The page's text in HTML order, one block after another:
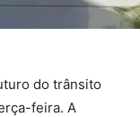
do trânsito
feira. A